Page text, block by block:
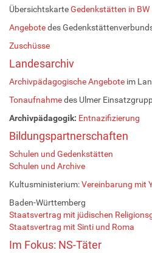
ÜbersichtskarteGedenkstätten in BW
Angebotedes
Zuschüsse
Landesarchiv
Archivpädagogische Angebote im
Tonaufnahmedes Ulmer
Archivpädagogik: Entnazifizierung
Bildungspartnerschaften
Schulen und Gedenkstätten
Schulen und Archive
Kultusministerium:Vereinbarung mit
Baden-Württemberg
Staatsvertrag mit jüdischen
Staatsvertrag mit Sinti und Roma
Im Fokus: NS-Täter